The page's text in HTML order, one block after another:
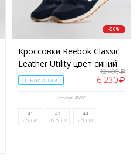
-50%
Кроссовки Reebok Classic
Leather Utility цвет синий
В наличии
12 490₽
6 230₽
Артикул: 45609
41
26 см.
42
26.5 см.
44
28 см.